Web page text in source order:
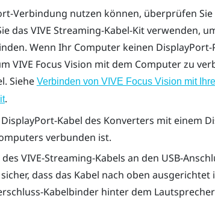
-Verbindung nutzen können, überprüfen Sie
das VIVE Streaming-Kabel-Kitverwenden,
Wenn Ihr Computer keinen DisplayPort-
VIVE Focus Vision mit dem Computer zu
Siehe Verbinden von VIVE Focus Vision mit
.
DisplayPort-Kabel des Konverters mit einem
verbunden ist.
VIVE-Streaming-Kabels an den USB-
dass das Kabel nach oben ausgerichtet
Kabelbinder hinter dem